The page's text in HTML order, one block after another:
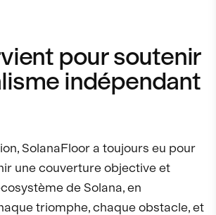
pour soutenir
indépendant
SolanaFloor a toujours eu pour
une couverture objective et
de Solana, en
triomphe, chaque obstacle, et